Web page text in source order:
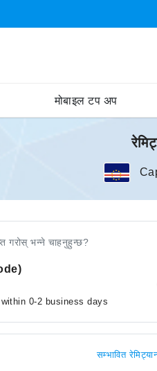
मोबाइल टप अप
गरोस् भन्ने चाहनुहुन्छ?
0-2 business days
सम्भावित